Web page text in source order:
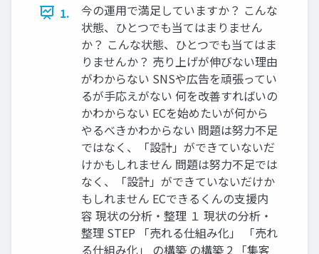
1.
今の運用で満足していますか？ こんな
状態、ひとつでも当てはまりません
か？ こんな状態、ひとつでも当てはま
りませんか？ 売り上げが伸びない理由
がわからない SNSや広告を頑張ってい
るが手応えがない 何を改善すればいの
かわからない ECを始めたいが何から
やるべきかわからない 問題は努力不足
ではなく、「設計」ができていないだ
けかもしれません 問題は努力不足では
なく、「設計」ができていないだけか
もしれません ECできるくんの支援内
容 現状の分析・整理 １ 現状の分析・
整理 STEP 「売れる仕組み化」 「売れ
る仕組み化」 の構築 の構築 2 「集客